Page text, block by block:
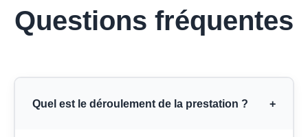
Questions fréquentes
Quel est le déroulement de la prestation ? +